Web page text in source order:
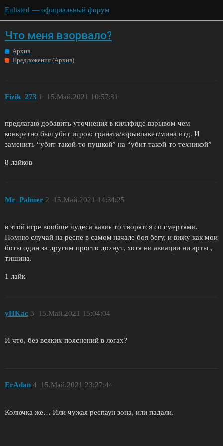
Enlisted — официальный форум
Что меня взорвало?
Архив
Предложения (Архив)
Fizik_273 15.Май.2021 10:57:31
1
предлагаю добавить уточнения в киллфиде взрывом чем
конкретно был убит игрок: граната/взрывпакет/мина итд. И
заменить “убит такой-то пушкой” на “убит такой-то техникой”
8 лайков
Mr_Palmer 15.Май.2021 14:34:25
2
в этой игре вообще чудеса какие то творятся со смертями.
Помню случай на респе в самом начале боя бегу, и вижу как мои
боты один за другим просто дохнут, хотя ни авиации ни арты ,
тишина.
1 лайк
yHKac 15.Май.2021 15:04:04
3
И что, без всяких пояснений в логах?
ErAdan 15.Май.2021 23:27:44
4
Колючка же… Или чужая респаун зона, или падали.